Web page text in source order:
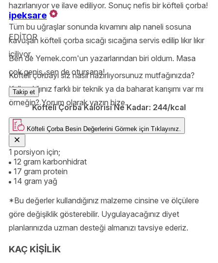
hazırlanıyor ve ilave ediliyor. Sonuç nefis bir köfteli çorba!
Tüm bu uğraşlar sonunda kıvamını alıp naneli sosuna
kavuşan köfteli çorba sıcağı sıcağına servis edilip lıkır lıkır
içiliyor.
Köfteli çorbayı siz nasıl hazırlıyorsunuz mutfağınızda?
Kullandığınız farklı bir teknik ya da baharat karışımı var mı
örneğin? Yorum olarak yazın bize.
ipeksare
EDİTOR
Ben de Yemek.com'un yazarlarından biri oldum. Masa
çok geniş, sen de otursana!
Takip et
Köfteli Çorba Kalorisi Ne Kadar: 244/kcal
Köfteli Çorba Besin Değerlerini Görmek için Tıklayınız.
1 porsiyon için;
12 gram karbonhidrat
17 gram protein
14 gram yağ
*Bu değerler kullandığınız malzeme cinsine ve ölçülere
göre değişiklik gösterebilir. Uygulayacağınız diyet
planlarınızda uzman desteği almanızı tavsiye ederiz.
KAÇ KİŞİLİK